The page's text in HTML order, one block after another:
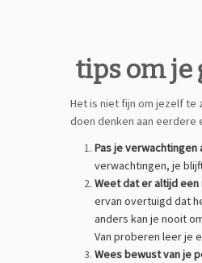
tips om je
Het is niet fijn om jezelf te
doen denken aan eerdere
Pas je verwachtingen
verwachtingen, je
Weet dat er altijd
ervan overtuigd dat
anders kan je nooit
Van proberen leer je
Wees bewust van je